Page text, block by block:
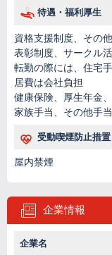
待遇・福利厚生
資格支援制度、その
表彰制度、サークル
転勤の際には、住宅
居費は会社負担
健康保険、厚生年金
家族手当、その他手当
受動喫煙防止措置
屋内禁煙
企業情報
企業名